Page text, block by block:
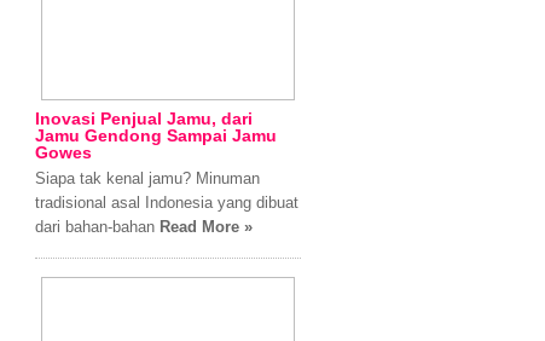
Inovasi Penjual Jamu, dari
Jamu Gendong Sampai Jamu
Gowes
Siapa tak kenal jamu? Minuman
tradisional asal Indonesia yang dibuat
dari bahan-bahan Read More »